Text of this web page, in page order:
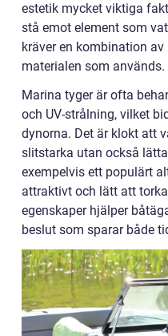
estetik mycket viktiga
stå emot element som
kräver en kombination
materialen som används.
Marina tyger är ofta
och UV-strålning, vilket
dynorna. Det är klokt att
slitstarka utan också
exempelvis ett populärt
attraktivt och lätt att
egenskaper hjälper
beslut som sparar både